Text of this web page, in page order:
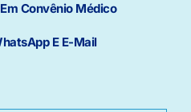
Convênio Médico
E E-Mail